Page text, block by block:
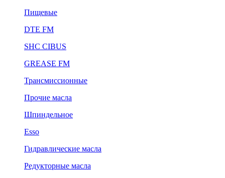
Пищевые
DTE FM
SHC CIBUS
GREASE FM
Трансмиссионные
Прочие масла
Шпиндельное
Esso
Гидравлические масла
Редукторные масла